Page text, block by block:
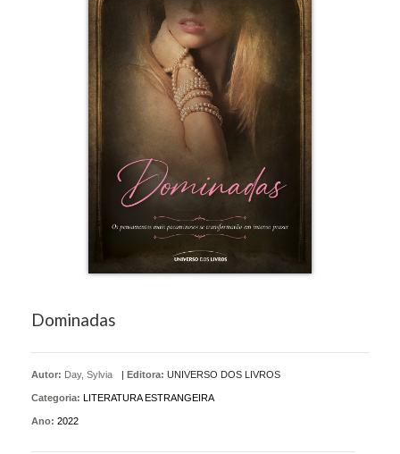
Dominadas
Autor: Day, Sylvia Editora: UNIVERSO DOS LIVROS
Categoria: LITERATURA ESTRANGEIRA
Ano: 2022